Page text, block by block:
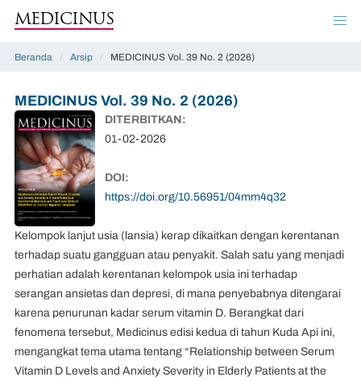
MEDICINUS
Beranda / Arsip / MEDICINUS Vol. 39 No. 2 (2026)
MEDICINUS Vol. 39 No. 2 (2026)
DITERBITKAN:
01-02-2026
DOI:
https://doi.org/10.56951/04mm4q32
Kelompok lanjut usia (lansia) kerap dikaitkan dengan kerentanan
terhadap suatu gangguan atau penyakit. Salah satu yang menjadi
perhatian adalah kerentanan kelompok usia ini terhadap
serangan ansietas dan depresi, di mana penyebabnya ditengarai
karena penurunan kadar serum vitamin D. Berangkat dari
fenomena tersebut, Medicinus edisi kedua di tahun Kuda Api ini,
mengangkat tema utama tentang “Relationship between Serum
Vitamin D Levels and Anxiety Severity in Elderly Patients at the